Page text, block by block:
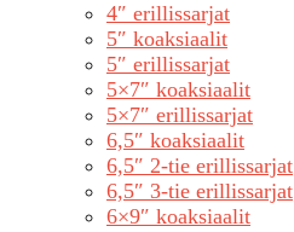
4″ erillissarjat
5″ koaksiaalit
5″ erillissarjat
5×7″ koaksiaalit
5×7″ erillissarjat
6,5″ koaksiaalit
6,5″ 2-tie erillissarjat
6,5″ 3-tie erillissarjat
6×9″ koaksiaalit